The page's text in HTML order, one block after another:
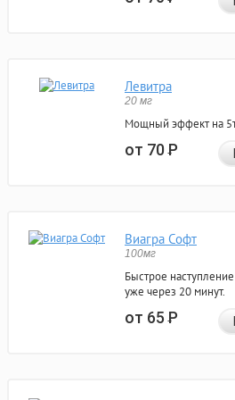
Левитра
20 мг
Мощный эффект на
от 70Р
Виагра Софт
100мг
Быстрое
уже через 20 минут.
от 65Р